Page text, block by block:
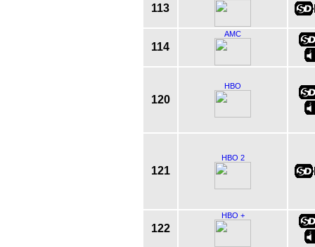
113
114
AMC
120
HBO
121
HBO 2
122
HBO +